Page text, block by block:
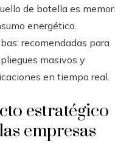
de botella es
energético.
recomendadas para
masivos y
en tiempo real.
estratégico
empresas